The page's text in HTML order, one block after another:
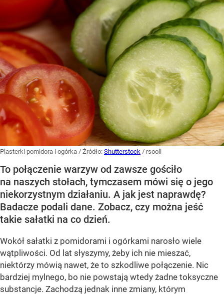
Plasterki pomidora i ogórka / Źródło: Shutterstock / rsooll
To połączenie warzyw od zawsze gościło
na naszych stołach, tymczasem mówi się o jego
niekorzystnym działaniu. A jak jest naprawdę?
Badacze podali dane. Zobacz, czy można jeść
takie sałatki na co dzień.
Wokół sałatki z pomidorami i ogórkami narosło wiele
wątpliwości. Od lat słyszymy, żeby ich nie mieszać,
niektórzy mówią nawet, że to szkodliwe połączenie. Nic
bardziej mylnego, bo nie powstają wtedy żadne toksyczne
substancje. Zachodzą jednak inne zmiany, którym